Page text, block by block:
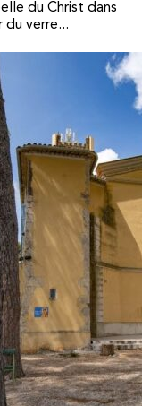
du Christ dans
du verre...